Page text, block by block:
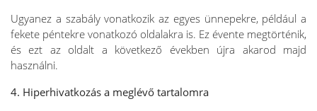
Ugyanez a szabály vonatkozik az egyes ünnepekre, például a
fekete péntekre vonatkozó oldalakra is. Ez évente megtörténik,
és ezt az oldalt a következő években újra akarod majd
használni.
4. Hiperhivatkozás a meglévő tartalomra